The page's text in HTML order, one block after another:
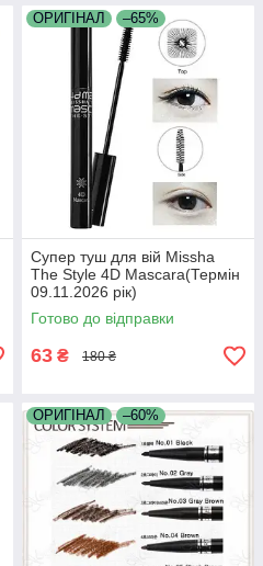
ОРИГІНАЛ –65%
Супер туш для вій Missha
The Style 4D Mascara(Термін
09.11.2026 рік)
Готово до відправки
63 ₴ 180 ₴
ОРИГІНАЛ –60%